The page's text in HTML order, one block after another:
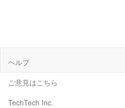
ヘルプ
ご意見はこちら
TechTech Inc.